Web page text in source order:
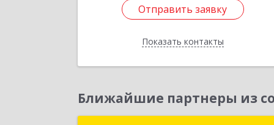
Отправить заявку
Показать контакты
Отправить заявку
Назад
Ближайшие партнеры из